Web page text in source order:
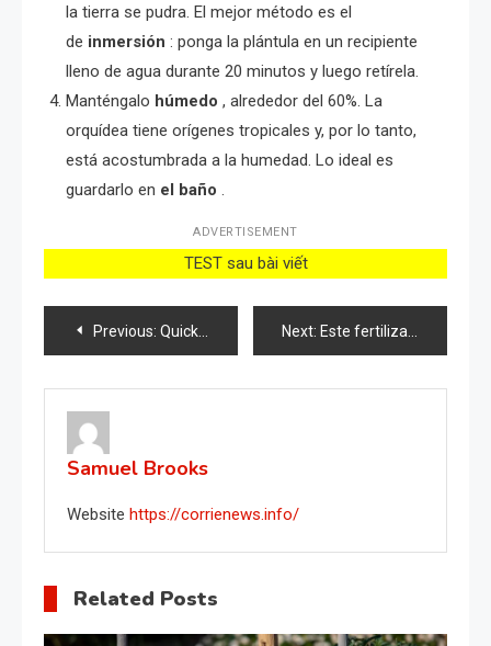
la tierra se pudra. El mejor método es el
de inmersión : ponga la plántula en un recipiente
lleno de agua durante 20 minutos y luego retírela.
Manténgalo húmedo , alrededor del 60%. La
orquídea tiene orígenes tropicales y, por lo tanto,
está acostumbrada a la humedad. Lo ideal es
guardarlo en el baño .
ADVERTISEMENT
TEST sau bài viết
Post
navigation
Previous: Quick and Easy Guide Germinating and Growing Oakleaf Hydrangea in Just 2 Weeks Next: Este fertilizante natural para plantas pondrá celosos a todos los vecinos
Samuel Brooks
Website https://corrienews.info/
Related Posts